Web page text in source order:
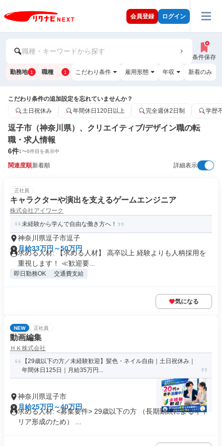
会員登録 ログイン
職種・キーワードから探す
条件保存
勤務地 1 職種 1 こだわり条件 雇用形態 年収 新着のみ
こだわり条件の追加設定を忘れていませんか？
土日祝休み
年間休日120日以上 完全週休2日制 学歴
逗子市（神奈川県）、クリエイティブ/デザイン職の転
職・求人情報
6件1〜6件目を表示中
関連度順新着順 詳細表示
正社員
キャラクターや演出を支えるゲームエンジニア
株式会社アイワーク
未経験から学んで自由な働き方へ！
神奈川県逗子市逗子
月給33万円～50万円
求める人材: 【求める人材】 高卒以上 経験よりも人柄採用を
重視します！ ≪歓迎要...
即日勤務OK 交通費支給
気になる
NEW 正社員
動画編集
ＨＫ株式会社
【29歳以下の方／未経験歓迎】髪色・ネイル自由｜土日祝休み｜
年間休日125日｜月給35万円...
神奈川県逗子市
月給25万円～40万円
求める人材: <募集要件> 29歳以下の方 （長期勤続によるキャ
リア形成のため） ...